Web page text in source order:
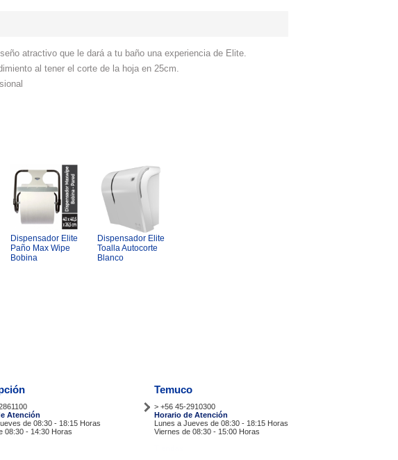
atractivo que le dará a tu baño una experiencia de Elite.
al tener el corte de la hoja en 25cm.
Dispensador Elite
Paño Max Wipe
Bobina
Dispensador Elite
Toalla Autocorte
Blanco
Atención
de 08:30 - 18:15 Horas
08:30 - 14:30 Horas
Temuco
> +56 45-2910300
Horario de Atención
Lunes a Jueves de 08:30 - 18:15 Horas
Viernes de 08:30 - 15:00 Horas